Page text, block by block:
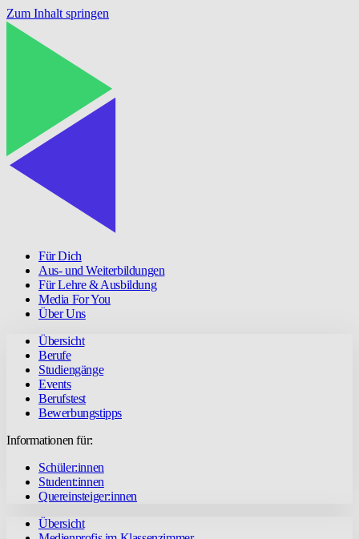
Zum Inhalt springen
Für Dich
Aus- und Weiterbildungen
Für Lehre & Ausbildung
Media For You
Über Uns
Übersicht
Berufe
Studiengänge
Events
Berufstest
Bewerbungstipps
Informationen für:
Schüler:innen
Student:innen
Quereinsteiger:innen
Übersicht